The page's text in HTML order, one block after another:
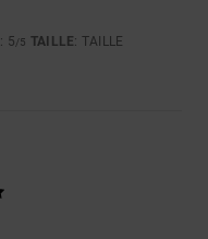
: 5/5 TAILLE: TAILLE